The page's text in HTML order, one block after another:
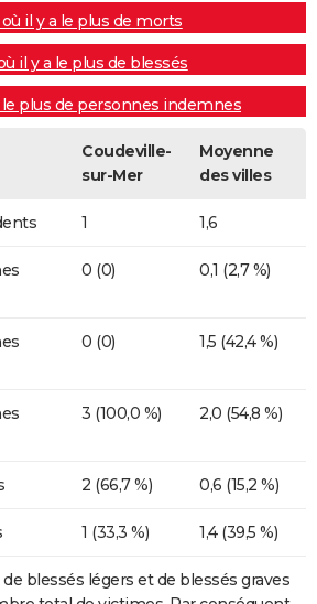
il y a le plus de morts
il y a le plus de blessés
le plus de personnes indemnes
Coudeville-
sur-Mer
Moyenne
des villes
1 1,6
0 (0) 0,1 (2,7 %)
0 (0) 1,5 (42,4 %)
3 (100,0 %) 2,0 (54,8 %)
2 (66,7 %) 0,6 (15,2 %)
1 (33,3 %) 1,4 (39,5 %)
blessés légers et de blessés graves